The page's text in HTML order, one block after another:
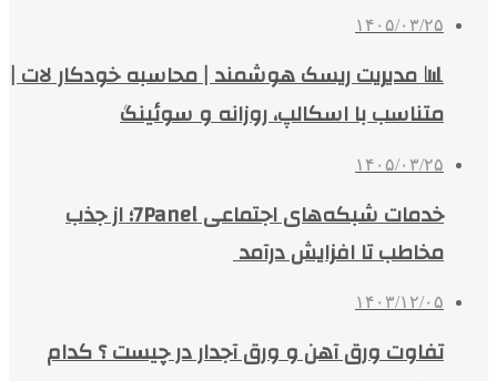
۱۴۰۵/۰۳/۲۵
📊 مدیریت ریسک هوشمند | محاسبه خودکار لات |
متناسب با اسکالپ، روزانه و سوئینگ
۱۴۰۵/۰۳/۲۵
خدمات شبکه‌های اجتماعی 7Panel؛ از جذب
مخاطب تا افزایش درآمد
۱۴۰۳/۱۲/۰۵
تفاوت ورق آهن و ورق آجدار در چیست ؟ کدام